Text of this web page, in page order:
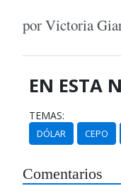
por Victoria
EN ESTA
TEMAS:
DÓLAR CEPO
Comentarios